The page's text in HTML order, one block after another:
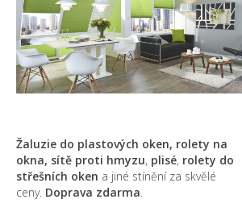
Žaluzie do plastových oken, rolety na
okna, sítě proti hmyzu, plisé, rolety do
střešních oken a jiné stínění za skvělé
ceny. Doprava zdarma.